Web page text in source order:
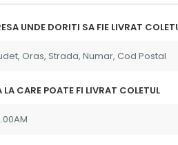
la
au
"Multumim Echipei Soft
UNDE DORITI SA FIE LIVRAT
LA CARE POATE FI LIVRAT COLETUL